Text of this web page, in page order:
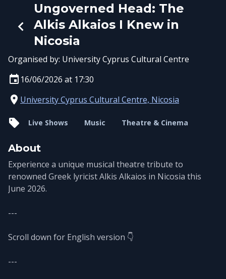
Ungoverned Head: The
Alkis Alkaios I Knew in
Nicosia
Organised by: University Cyprus Cultural Centre
16/06/2026 at 17:30
University Cyprus Cultural Centre, Nicosia
Live Shows Music Theatre & Cinema
About
Experience a unique musical theatre tribute to
renowned Greek lyricist Alkis Alkaios in Nicosia this
June 2026.
---
Scroll down for English version 👇
---